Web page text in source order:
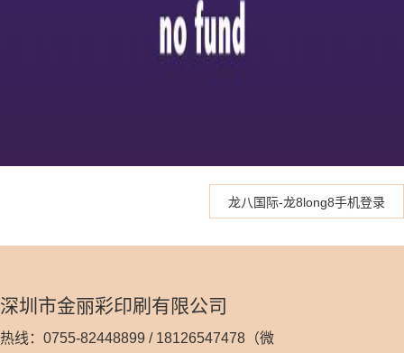
龙八国际-龙8long8手机登录
深圳市金丽彩印刷有限公司
热线：0755-82448899 / 18126547478（微